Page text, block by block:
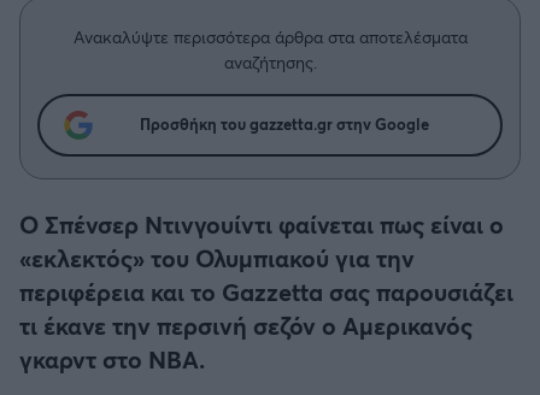
Άρης
Λεβαδειακός
Βόλος
Ατρόμητος Αθηνών
Κηφισιά
Μεγάλη μου Αγάπη
Ανακαλύψτε περισσότερα άρθρα στα αποτελέσματα
αναζήτησης.
Προσθήκη του gazzetta.gr στην Google
Ο Σπένσερ Ντινγουίντι φαίνεται πως είναι ο
«εκλεκτός» του Ολυμπιακού για την
περιφέρεια και το Gazzetta σας παρουσιάζει
τι έκανε την περσινή σεζόν ο Αμερικανός
γκαρντ στο NBA.